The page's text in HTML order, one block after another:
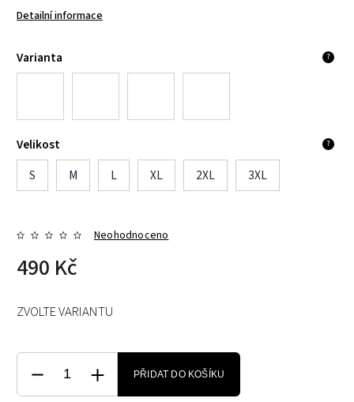
Detailní informace
Varianta ?
Velikost ?
S M L XL 2XL 3XL
Neohodnoceno
490 Kč
ZVOLTE VARIANTU
PŘIDAT DO KOŠÍKU